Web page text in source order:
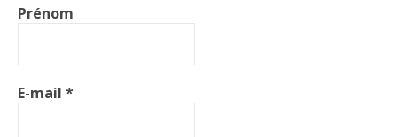
Prénom
E-mail *